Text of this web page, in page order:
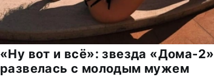
«Ну вот и всё»: звезда «Дома-2»
развелась с молодым мужем